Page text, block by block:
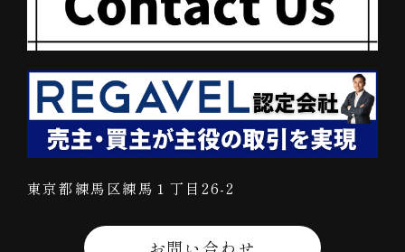
東京都練馬区練馬１丁目26-2
お問い合わせ